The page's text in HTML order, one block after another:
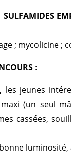
; mycolicine ;
:
les jeunes
(un seul
cassées,